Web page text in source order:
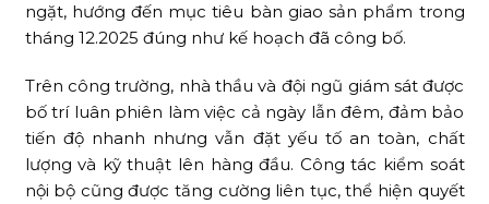
ngặt, hướng đến mục tiêu bàn giao sản phẩm trong
tháng 12.2025 đúng như kế hoạch đã công bố.
Trên công trường, nhà thầu và đội ngũ giám sát được
bố trí luân phiên làm việc cả ngày lẫn đêm, đảm bảo
tiến độ nhanh nhưng vẫn đặt yếu tố an toàn, chất
lượng và kỹ thuật lên hàng đầu. Công tác kiểm soát
nội bộ cũng được tăng cường liên tục, thể hiện quyết